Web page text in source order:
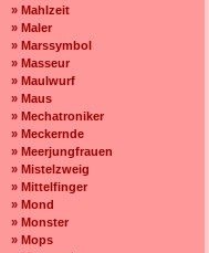
» Mahlzeit
» Maler
» Marssymbol
» Masseur
» Maulwurf
» Maus
» Mechatroniker
» Meckernde
» Meerjungfrauen
» Mistelzweig
» Mittelfinger
» Mond
» Monster
» Mops